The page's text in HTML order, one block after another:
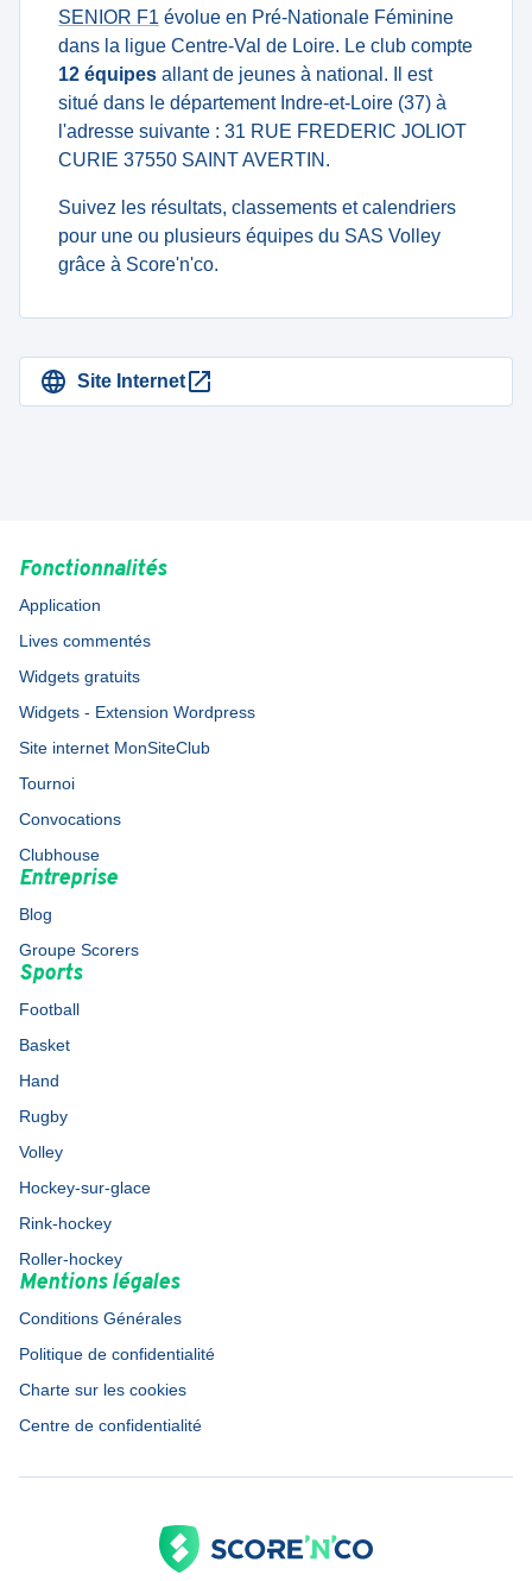
SENIOR F1 évolue en Pré-Nationale Féminine
dans la ligue Centre-Val de Loire. Le club compte
12 équipes allant de jeunes à national. Il est
situé dans le département Indre-et-Loire (37) à
l'adresse suivante : 31 RUE FREDERIC JOLIOT
CURIE 37550 SAINT AVERTIN.
Suivez les résultats, classements et calendriers
pour une ou plusieurs équipes du SAS Volley
grâce à Score'n'co.
Site Internet
Fonctionnalités
Application
Lives commentés
Widgets gratuits
Widgets - Extension Wordpress
Site internet MonSiteClub
Tournoi
Convocations
Clubhouse
Entreprise
Blog
Groupe Scorers
Sports
Football
Basket
Hand
Rugby
Volley
Hockey-sur-glace
Rink-hockey
Roller-hockey
Mentions légales
Conditions Générales
Politique de confidentialité
Charte sur les cookies
Centre de confidentialité